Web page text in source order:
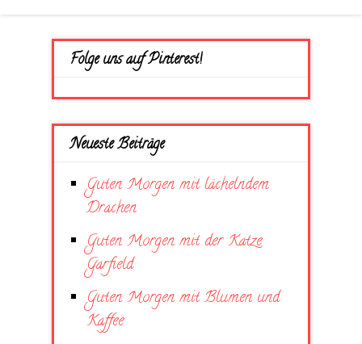
Folge uns auf Pinterest!
Neueste Beiträge
Guten Morgen mit lächelndem
Drachen
Guten Morgen mit der Katze
Garfield
Guten Morgen mit Blumen und
Kaffee